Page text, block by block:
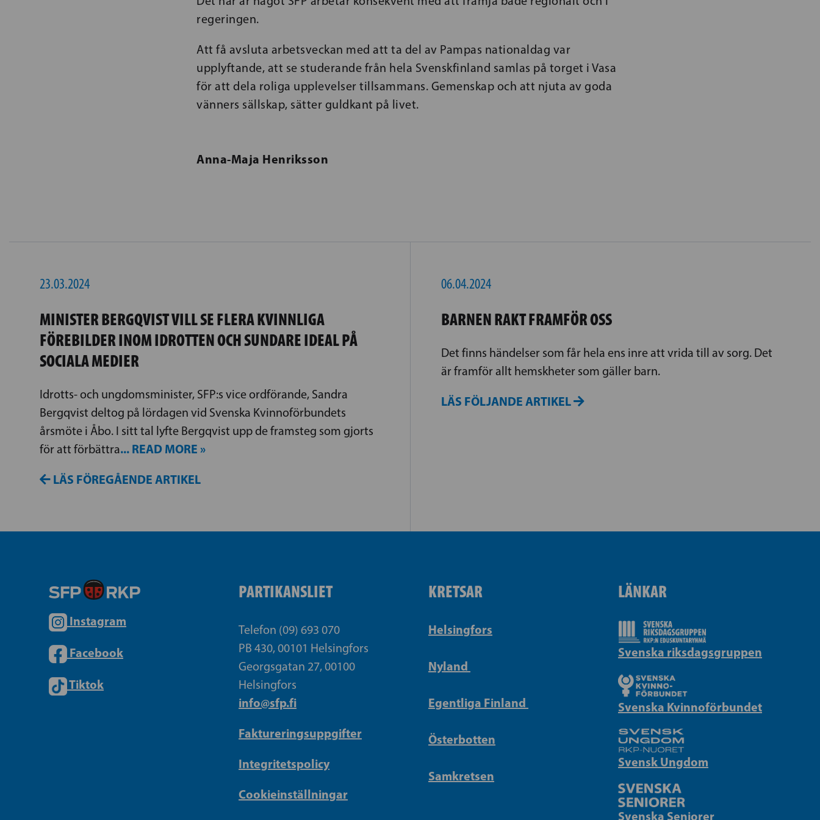
regeringen.
Att få avsluta arbetsveckan med att ta del av Pampas nationaldag var
upplyftande, att se studerande från hela Svenskfinland samlas på torget i Vasa
för att dela roliga upplevelser tillsammans. Gemenskap och att njuta av goda
vänners sällskap, sätter guldkant på livet.
Anna-Maja Henriksson
23.03.2024
MINISTER BERGQVIST VILL SE FLERA KVINNLIGA
FÖREBILDER INOM IDROTTEN OCH SUNDARE IDEAL PÅ
SOCIALA MEDIER
Idrotts- och ungdomsminister, SFP:s vice ordförande, Sandra
Bergqvist deltog på lördagen vid Svenska Kvinnoförbundets
årsmöte i Åbo. I sitt tal lyfte Bergqvist upp de framsteg som gjorts
för att förbättra... READ MORE »
LÄS FÖREGÅENDE ARTIKEL
06.04.2024
BARNEN RAKT FRAMFÖR OSS
Det finns händelser som får hela ens inre att vrida till av sorg. Det
är framför allt hemskheter som gäller barn.
LÄS FÖLJANDE ARTIKEL
Instagram
Facebook
Tiktok
PARTIKANSLIET
Telefon (09) 693 070
PB 430, 00101 Helsingfors
Georgsgatan 27, 00100
Helsingfors
info@sfp.fi
Faktureringsuppgifter
Integritetspolicy
Cookieinställningar
KRETSAR
Helsingfors
Nyland
Egentliga Finland
Österbotten
Samkretsen
LÄNKAR
Svenska riksdagsgruppen
Svenska Kvinnoförbundet
Svensk Ungdom
Svenska Seniorer